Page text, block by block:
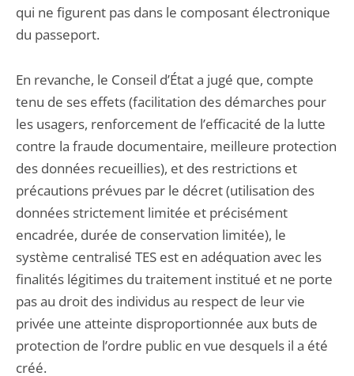
qui ne figurent pas dans le composant électronique
du passeport.
En revanche, le Conseil d’État a jugé que, compte
tenu de ses effets (facilitation des démarches pour
les usagers, renforcement de l’efficacité de la lutte
contre la fraude documentaire, meilleure protection
des données recueillies), et des restrictions et
précautions prévues par le décret (utilisation des
données strictement limitée et précisément
encadrée, durée de conservation limitée), le
système centralisé TES est en adéquation avec les
finalités légitimes du traitement institué et ne porte
pas au droit des individus au respect de leur vie
privée une atteinte disproportionnée aux buts de
protection de l’ordre public en vue desquels il a été
créé.